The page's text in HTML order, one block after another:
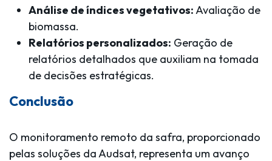
Análise de índices vegetativos:Avaliação de
biomassa.
Relatórios personalizados: Geração de
relatórios detalhados que auxiliam na tomada
de decisões estratégicas.
Conclusão
O monitoramento remoto da safra, proporcionado
pelas soluções da Audsat, representa um avanço